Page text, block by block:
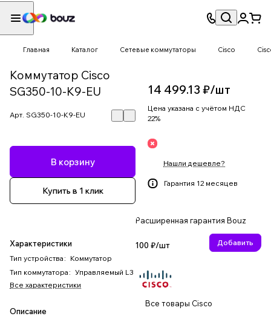
Главная Каталог Сетевые коммутаторы Cisco
Коммутатор Cisco
SG350-10-K9-EU
Арт. SG350-10-K9-EU
В корзину
Купить в 1 клик
Характеристики
Тип устройства : Коммутатор
Тип коммутатора : Управляемый L3
Все характеристики
Описание
14 499.13 ₽/шт
Цена указана с учётом НДС
22%
Нашли дешевле?
Гарантия 12 месяцев
Расширенная гарантия Bouz
100 ₽/шт Добавить
Все товары Cisco